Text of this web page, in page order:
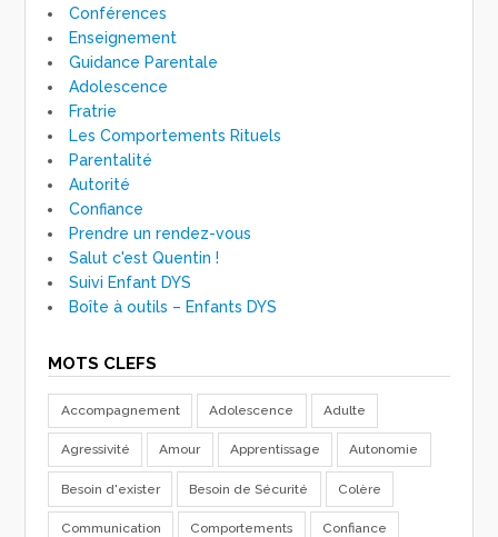
Conférences
Enseignement
Guidance Parentale
Adolescence
Fratrie
Les Comportements Rituels
Parentalité
Autorité
Confiance
Prendre un rendez-vous
Salut c'est Quentin !
Suivi Enfant DYS
Boîte à outils – Enfants DYS
MOTS CLEFS
Accompagnement Adolescence Adulte
Agressivité Amour Apprentissage Autonomie
Besoin d'exister Besoin de Sécurité Colère
Communication Comportements Confiance